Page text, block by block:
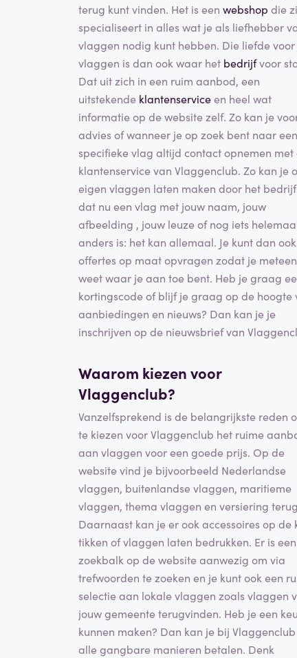
terug kunt vinden. Het is een webshop die
specialiseert in alles wat je als liefhebber
vlaggen nodig kunt hebben. Die liefde voor
vlaggen is dan ook waar het bedrijfvoor
Dat uit zich in een ruim aanbod, een
uitstekende klantenserviceen heel wat
informatie op de website zelf. Zo kan je
advies of wanneer je op zoek bent naar een
specifieke vlag altijd contact opnemen met
klantenservice van Vlaggenclub. Zo kan je
eigen vlaggen laten maken door het
dat nu een vlag met jouw naam, jouw
afbeelding , jouw leuze of nog iets
anders is: het kan allemaal. Je kunt dan ook
offertes op maat opvragen zodat je meteen
weet waar je aan toe bent. Heb je graag
kortingscode of blijf je graag op de hoogte
aanbiedingen en nieuws? Dan kan je je
inschrijven op de nieuwsbrief van
Waarom kiezen voor
Vlaggenclub?
Vanzelfsprekend is de belangrijkste reden
te kiezen voor Vlaggenclub het ruime
aan vlaggen voor een goede prijs. Op de
website vind je bijvoorbeeld Nederlandse
vlaggen, buitenlandse vlaggen, maritieme
vlaggen, thema vlaggen en versiering
Daarnaast kan je er ook accessoires op de
tikken of vlaggen laten bedrukken. Er is een
zoekbalk op de website aanwezig om via
trefwoorden te zoeken en je kunt ook een
selectie aan lokale vlaggen zoals vlaggen
jouw gemeente terugvinden. Heb je een
kunnen maken? Dan kan je bij
alle gangbare manieren betalen. Denk